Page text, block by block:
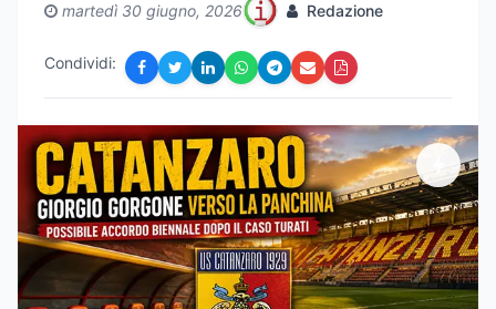
martedì 30 giugno, 2026 Redazione
Condividi: